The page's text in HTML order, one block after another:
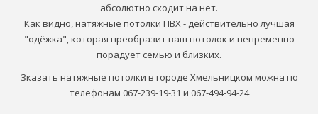
абсолютно сходит на нет.
Как видно, натяжные потолки ПВХ - действительно лучшая
"одёжка", которая преобразит ваш потолок и непременно
порадует семью и близких.
Зказать натяжные потолки в городе Хмельницком можна по
телефонам 067-239-19-31 и 067-494-94-24